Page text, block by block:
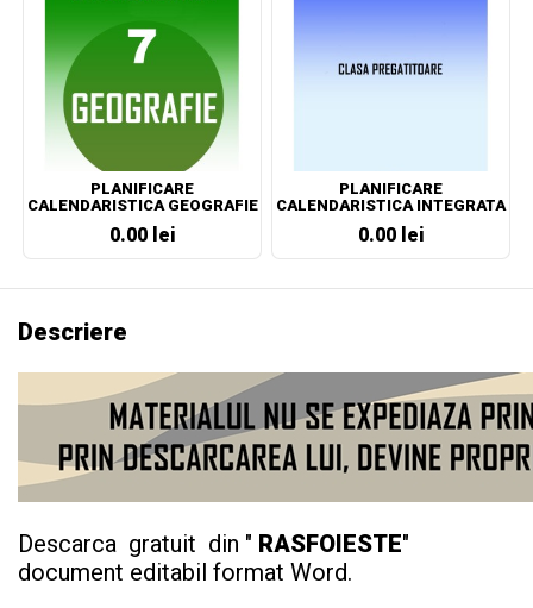
PLANIFICARE
CALENDARISTICA GEOGRAFIE
0.00 lei
PLANIFICARE
CALENDARISTICA INTEGRATA
0.00 lei
Descriere
Descarca gratuit din " RASFOIESTE"
document editabil format Word.